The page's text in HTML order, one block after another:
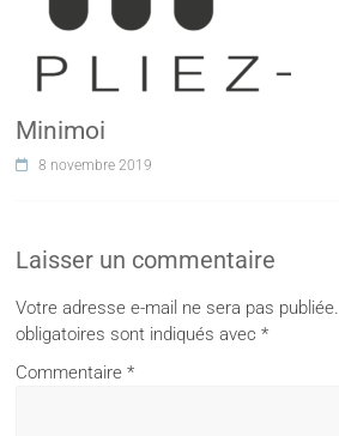
Minimoi
8 novembre 2019
Laisser un commentaire
Votre adresse e-mail ne sera pas publiée.
obligatoires sont indiqués avec*
Commentaire*